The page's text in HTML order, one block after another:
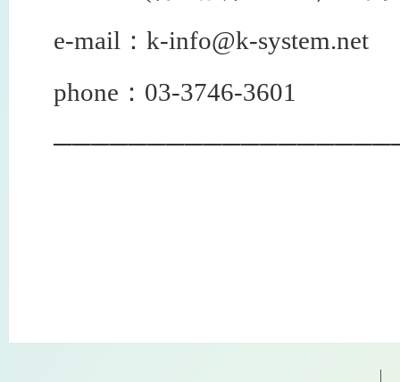
e-mail：k-info@k-system.net
phone：03-3746-3601